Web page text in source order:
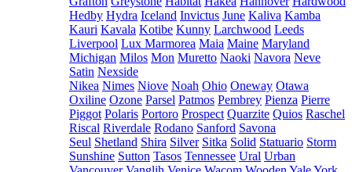
Hedby Hydra Iceland Invictus June Kaliva Kamba
Kauri Kavala Kotibe Kunny Larchwood Leeds
Liverpool Lux Marmorea Maia Maine Maryland
Michigan Milos Mon Muretto Naoki Navora Neve
Satin Nexside
Nikea Nimes Niove Noah Ohio Oneway Otawa
Oxiline Ozone Parsel Patmos Pembrey Pienza Pierre
Piggot Polaris Portoro Prospect Quarzite Quios Raschel
Riscal Riverdale Rodano Sanford Savona
Seul Shetland Shira Silver Sitka Solid Statuario Storm
Sunshine Sutton Tasos Tennessee Ural Urban